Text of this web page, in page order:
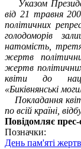
Указом
від 21 травня
політичних
голодоморів
натомість,
жертв
жертв
квіти до
«Биківнянські
Покладання
по всій країні,
Повідомляє прес-
Позначки:
День пам'яті